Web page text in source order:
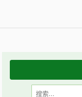
日积月累Linux摘要技术